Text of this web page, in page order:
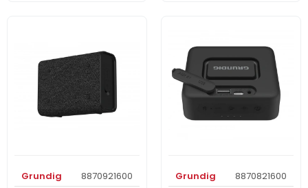
Grundig 8870921600 Grundig 8870821600